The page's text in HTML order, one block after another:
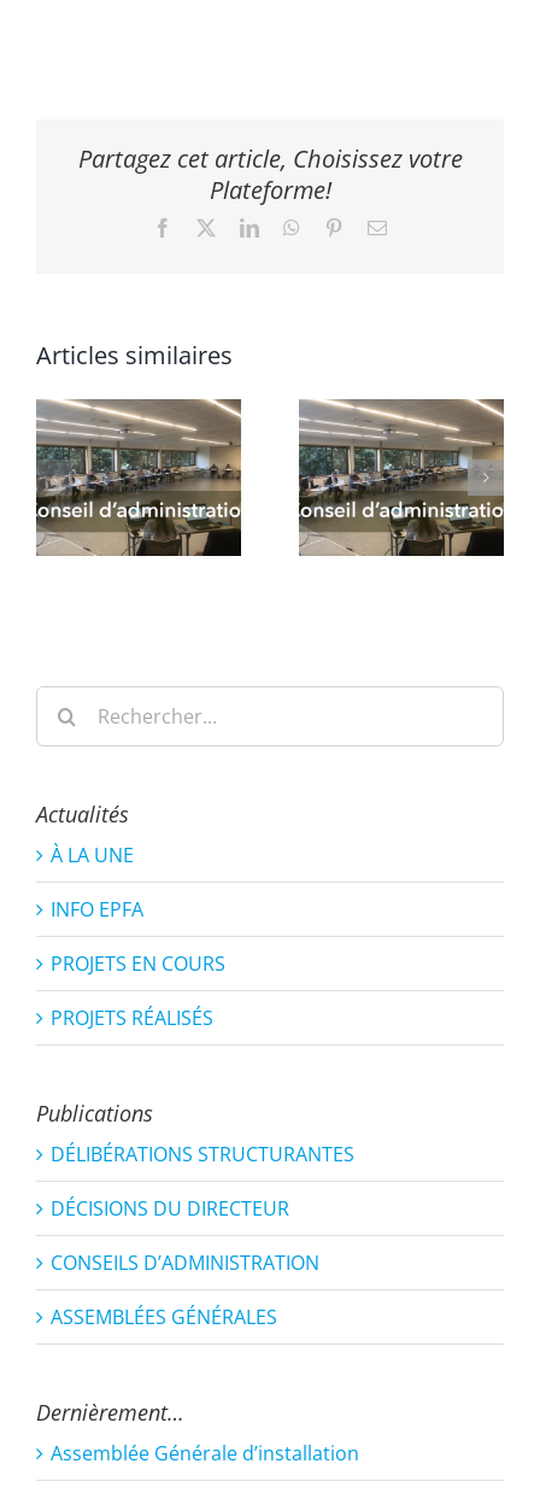
Partagez cet article, Choisissez votre
Plateforme!
Facebook LinkedInWhatsApp
PinterestEmail
Articles similaires
Rechercher:
Actualités
À LA UNE
INFO EPFA
PROJETS EN COURS
PROJETS RÉALISÉS
Publications
DÉLIBÉRATIONS STRUCTURANTES
DÉCISIONS DU DIRECTEUR
CONSEILS D’ADMINISTRATION
ASSEMBLÉES GÉNÉRALES
Dernièrement…
Assemblée Générale d’installation